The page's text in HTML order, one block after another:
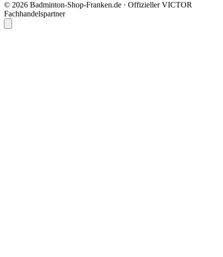
© 2026 Badminton-Shop-Franken.de · Offizieller VICTOR
Fachhandelspartner